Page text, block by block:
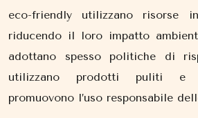
eco-friendly utilizzano risorse
riducendo il loro impatto
adottano spesso politiche di
utilizzano prodotti puliti e
promuovono l’uso responsabile